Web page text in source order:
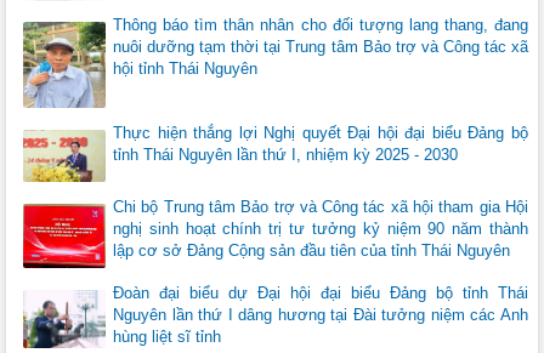
Thông báo tìm thân nhân cho đối tượng lang thang, đang
nuôi dưỡng tạm thời tại Trung tâm Bảo trợ và Công tác xã
hội tỉnh Thái Nguyên
Thực hiện thắng lợi Nghị quyết Đại hội đại biểu Đảng bộ
tỉnh Thái Nguyên lần thứ I, nhiệm kỳ 2025 - 2030
Chi bộ Trung tâm Bảo trợ và Công tác xã hội tham gia Hội
nghị sinh hoạt chính trị tư tưởng kỷ niệm 90 năm thành
lập cơ sở Đảng Cộng sản đầu tiên của tỉnh Thái Nguyên
Đoàn đại biểu dự Đại hội đại biểu Đảng bộ tỉnh Thái
Nguyên lần thứ I dâng hương tại Đài tưởng niệm các Anh
hùng liệt sĩ tỉnh